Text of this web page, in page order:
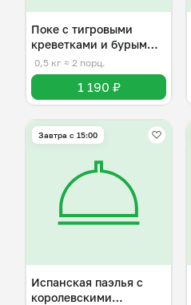
Поке с тигровыми
креветками и бурым
рисом
0,5 кг ≈ 2 порц.
1 190 ₽
Завтра c 15:00
Испанская паэлья с
королевскими